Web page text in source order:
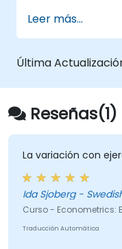
Leer más...
Última
Reseñas(1)
La variación con
Ida Sjoberg
Curso - Econometrics:
Traducción Automática